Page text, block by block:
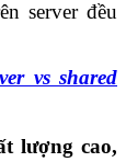
server đều
vs shared
lượng cao,